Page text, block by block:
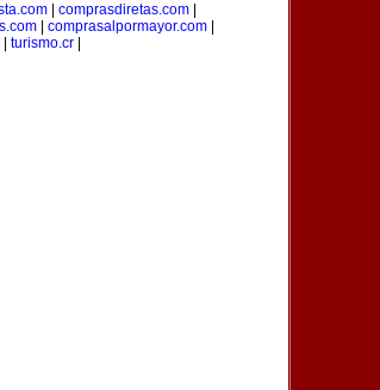
| comprasdiretas.com|
comprasalpormayor.com
turismo.cr